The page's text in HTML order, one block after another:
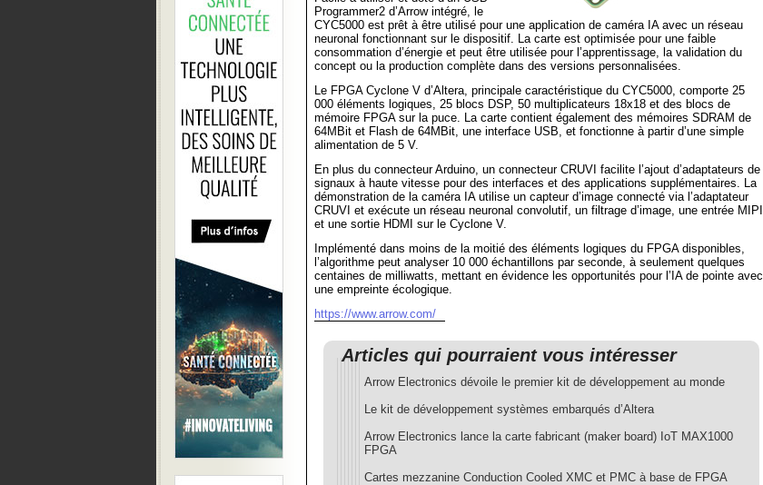
Programmer2 d’Arrow intégré, le
CYC5000 est prêt à être utilisé pour une application de caméra IA avec un réseau
neuronal fonctionnant sur le dispositif. La carte est optimisée pour une faible
consommation d’énergie et peut être utilisée pour l’apprentissage, la validation du
concept ou la production complète dans des versions personnalisées.
Le FPGA Cyclone V d’Altera, principale caractéristique du CYC5000, comporte 25
000 éléments logiques, 25 blocs DSP, 50 multiplicateurs 18x18 et des blocs de
mémoire FPGA sur la puce. La carte contient également des mémoires SDRAM de
64MBit et Flash de 64MBit, une interface USB, et fonctionne à partir d’une simple
alimentation de 5 V.
En plus du connecteur Arduino, un connecteur CRUVI facilite l’ajout d’adaptateurs de
signaux à haute vitesse pour des interfaces et des applications supplémentaires. La
démonstration de la caméra IA utilise un capteur d’image connecté via l’adaptateur
CRUVI et exécute un réseau neuronal convolutif, un filtrage d’image, une entrée MIPI
et une sortie HDMI sur le Cyclone V.
Implémenté dans moins de la moitié des éléments logiques du FPGA disponibles,
l’algorithme peut analyser 10 000 échantillons par seconde, à seulement quelques
centaines de milliwatts, mettant en évidence les opportunités pour l’IA de pointe avec
une empreinte écologique.
https://www.arrow.com/
Articles qui pourraient vous intéresser
Arrow Electronics dévoile le premier kit de développement au monde
Le kit de développement systèmes embarqués d’Altera
Arrow Electronics lance la carte fabricant (maker board) IoT MAX1000
FPGA
Cartes mezzanine Conduction Cooled XMC et PMC à base de FPGA